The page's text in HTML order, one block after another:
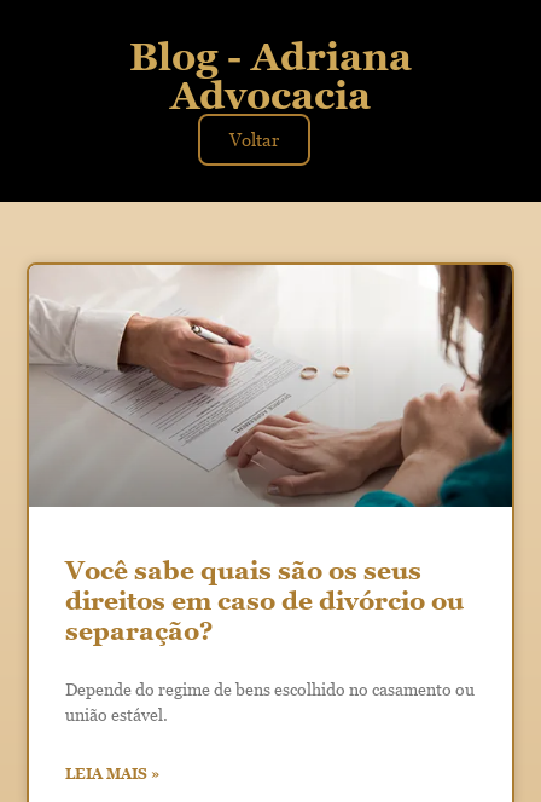
Blog - Adriana
Advocacia
Voltar
Você sabe quais são os seus
direitos em caso de divórcio ou
separação?
Depende do regime de bens escolhido no casamento ou
união estável.
LEIA MAIS »